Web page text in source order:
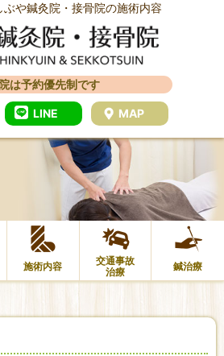
ぶや鍼灸院・接骨院の施術内容
は予約優先制です
LINE MAP
施術内容
交通事故
治療
鍼治療